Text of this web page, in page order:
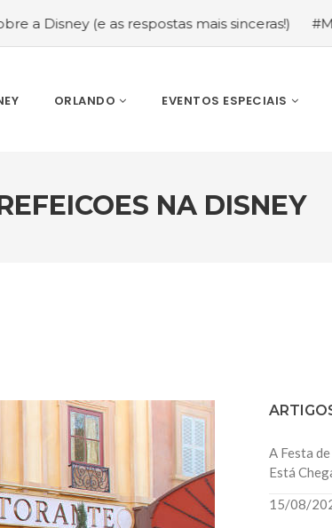
(e as respostas mais sinceras!) #Melhor
ORLANDO EVENTOS ESPECIAIS
NA DISNEY
A Festa
Está
15/08/